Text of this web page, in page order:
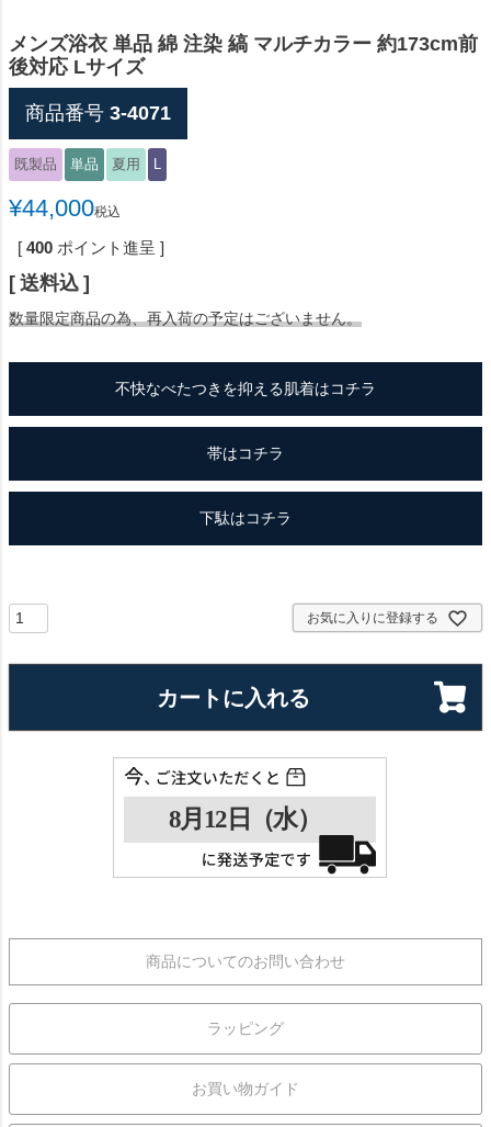
メンズ浴衣 単品 綿 注染 縞 マルチカラー 約173cm前
後対応 Lサイズ
商品番号 3-4071
既製品 単品 夏用 L
¥44,000税込
[ 400 ポイント進呈 ]
送料込
数量限定商品の為、再入荷の予定はございません。
不快なべたつきを抑える肌着はコチラ
帯はコチラ
下駄はコチラ
お気に入りに登録する
カートに入れる
商品についてのお問い合わせ
ラッピング
お買い物ガイド